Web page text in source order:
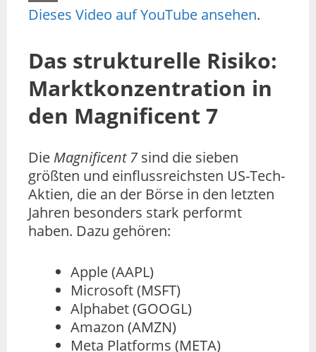
Dieses Video auf YouTube ansehen.
Das strukturelle Risiko:
Marktkonzentration in
den Magnificent 7
Die Magnificent 7 sind die sieben
größten und einflussreichsten US-Tech-
Aktien, die an der Börse in den letzten
Jahren besonders stark performt
haben. Dazu gehören:
Apple (AAPL)
Microsoft (MSFT)
Alphabet (GOOGL)
Amazon (AMZN)
Meta Platforms (META)